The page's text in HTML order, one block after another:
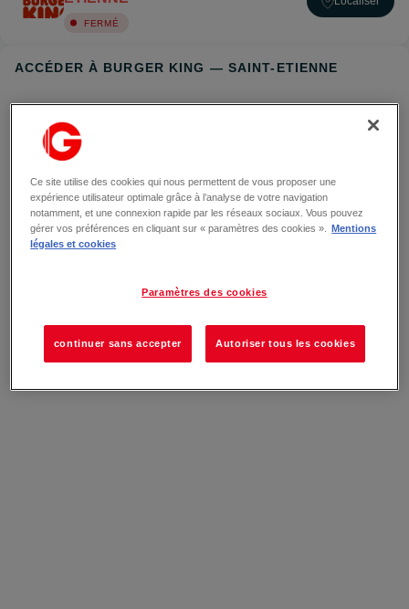
FERMÉ
ACCÉDER À BURGER KING — SAINT-ETIENNE
Ce site utilise des cookies qui nous permettent de vous proposer une
expérience utilisateur optimale grâce à l’analyse de votre navigation
notamment, et une connexion rapide par les réseaux sociaux. Vous pouvez
gérer vos préférences en cliquant sur « paramètres des cookies ».
Mentions
légales et cookies
Paramètres des cookies
continuer sans accepter Autoriser tous les cookies